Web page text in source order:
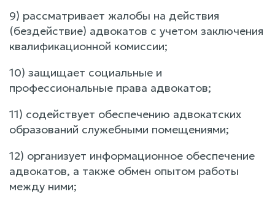
9) рассматривает жалобы на действия
(бездействие) адвокатов с учетом заключения
квалификационной комиссии;
10) защищает социальные и
профессиональные права адвокатов;
11) содействует обеспечению адвокатских
образований служебными помещениями;
12) организует информационное обеспечение
адвокатов, а также обмен опытом работы
между ними;